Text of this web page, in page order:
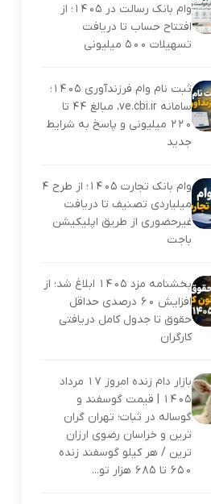
وام بانک رسالت در ۱۴۰۵؛ از
افتتاح حساب تا دریافت
تسهیلات ۵۰۰ میلیونی
ثبت نام وام فرزندآوری ۱۴۰۵؛
سامانه ve.cbi.ir، مبالغ ۴۴ تا
۲۲۰ میلیونی و پاسخ به شرایط
جدید
وام بانک تجارت ۱۴۰۵؛ از طرح ۴
میلیاردی تصنیف تا دریافت
غیرحضوری از طریق اپلیکیشن
باجت
بخشنامه مزد ۱۴۰۵ ابلاغ شد؛ از
افزایش ۶۰ درصدی حداقل
حقوق تا جدول کامل دریافتی
کارگران
بازار دام زنده امروز ۱۷ مرداد
۱۴۰۵ | قیمت گوسفند و
گوساله در ثبات؛ تهران گران‌
ترین و خراسان رضوی ارزان‌
ترین / هر کیلو گوسفند زنده
۶۵۰ تا ۶۸۵ هزار تو...